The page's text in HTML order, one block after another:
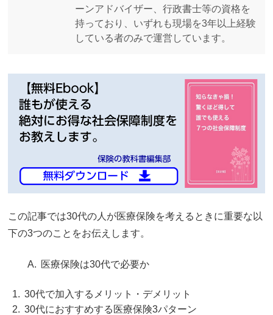
ーンアドバイザー、行政書士等の資格を
持っており、いずれも現場を3年以上経験
している者のみで運営しています。
この記事では30代の人が医療保険を考えるときに重要な以
下の3つのことをお伝えします。
医療保険は30代で必要か
30代で加入するメリット・デメリット
30代におすすめする医療保険3パターン